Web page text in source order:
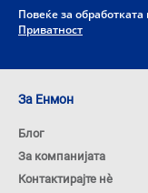
Повеќе за
Приватност
За Енмон
Блог
За компанијата
Контактирајте нѐ